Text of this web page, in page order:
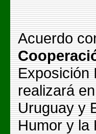
Acuerdo
Exposición
realizará
Uruguay y
Humor y la